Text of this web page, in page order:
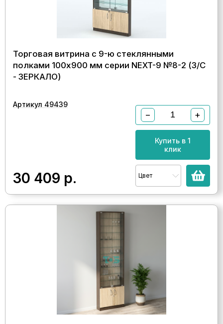
Торговая витрина с 9-ю стеклянными
полками 100x900 мм серии NEXT-9 №8-2 (З/C
- ЗЕРКАЛО)
Артикул 49439
30 409 р.
− +
Купить в 1
клик
Цвет